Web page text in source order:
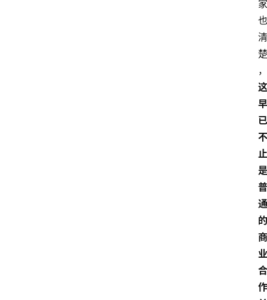
家
也
清
楚
，
这
早
已
不
止
是
普
通
的
商
业
合
作